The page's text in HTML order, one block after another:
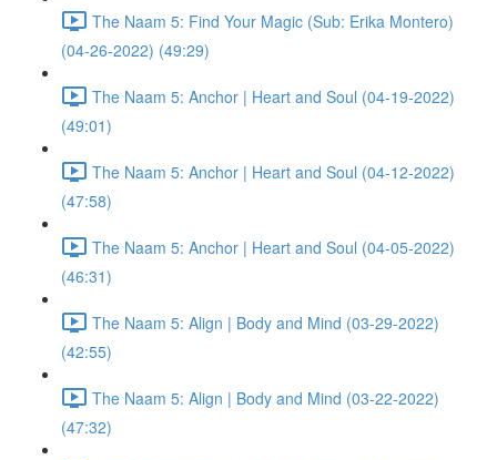
The Naam 5: Find Your Magic (Sub: Erika Montero)
(04-26-2022) (49:29)
The Naam 5: Anchor | Heart and Soul (04-19-2022)
(49:01)
The Naam 5: Anchor | Heart and Soul (04-12-2022)
(47:58)
The Naam 5: Anchor | Heart and Soul (04-05-2022)
(46:31)
The Naam 5: Align | Body and Mind (03-29-2022)
(42:55)
The Naam 5: Align | Body and Mind (03-22-2022)
(47:32)